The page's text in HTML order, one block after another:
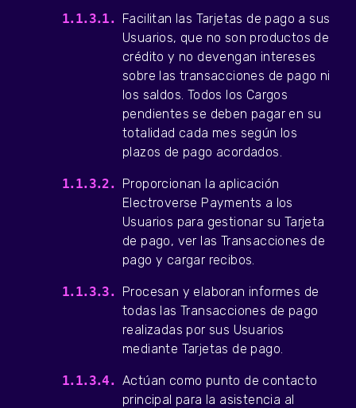
Facilitan las Tarjetas de pago a sus
Usuarios, que no son productos de
crédito y no devengan intereses
sobre las transacciones de pago ni
los saldos. Todos los Cargos
pendientes se deben pagar en su
totalidad cada mes según los
plazos de pago acordados.
Proporcionan la aplicación
Electroverse Payments a los
Usuarios para gestionar su Tarjeta
de pago, ver las Transacciones de
pago y cargar recibos.
Procesan y elaboran informes de
todas las Transacciones de pago
realizadas por sus Usuarios
mediante Tarjetas de pago.
Actúan como punto de contacto
principal para la asistencia al